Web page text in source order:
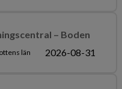
– Boden
län 2026-08-31